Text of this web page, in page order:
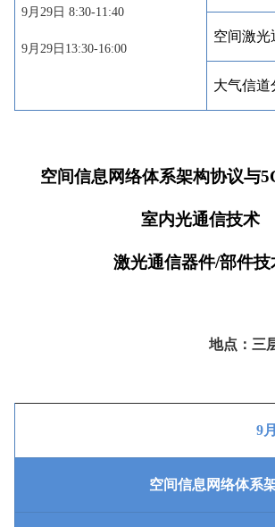
9月29日 8:30-11:40
9月29日13:30-16:00
空间激光
大气信道
空间信息网络体系架构协议与
室内光通信技术
激光通信器件/部件技
地点： 三
9
空间信息网络体系